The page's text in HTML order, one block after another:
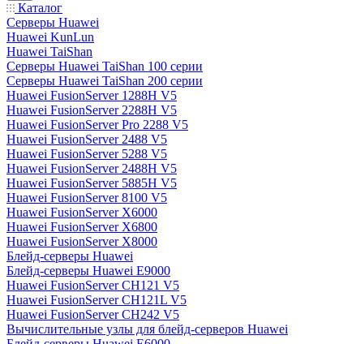
Каталог
Серверы Huawei
Huawei KunLun
Huawei TaiShan
Серверы Huawei TaiShan 100 серии
Серверы Huawei TaiShan 200 серии
Huawei FusionServer 1288H V5
Huawei FusionServer 2288H V5
Huawei FusionServer Pro 2288 V5
Huawei FusionServer 2488 V5
Huawei FusionServer 5288 V5
Huawei FusionServer 2488H V5
Huawei FusionServer 5885H V5
Huawei FusionServer 8100 V5
Huawei FusionServer X6000
Huawei FusionServer X6800
Huawei FusionServer X8000
Блейд-серверы Huawei
Блейд-серверы Huawei E9000
Huawei FusionServer CH121 V5
Huawei FusionServer CH121L V5
Huawei FusionServer CH242 V5
Вычислительные узлы для блейд-серверов Huawei